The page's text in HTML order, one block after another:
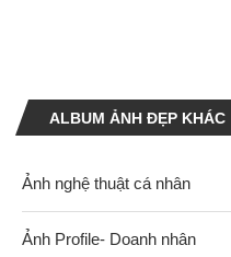
ALBUM ẢNH ĐẸP KHÁC
Ảnh nghệ thuật cá nhân
Ảnh Profile- Doanh nhân